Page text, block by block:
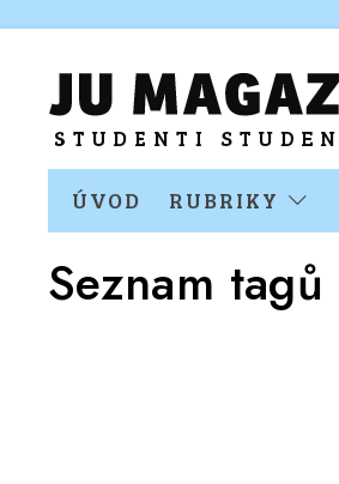
ÚVOD RUBRIKY
Seznam tagů